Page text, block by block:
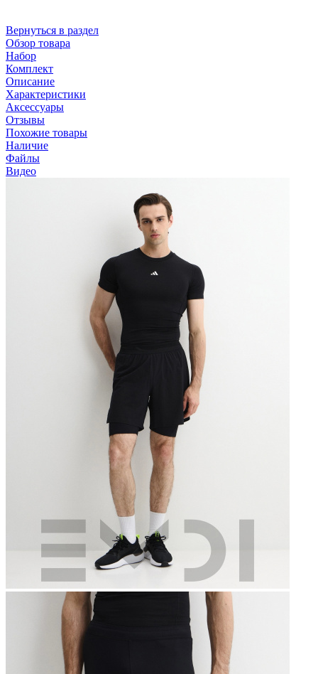
Вернуться в раздел
Обзор товара
Набор
Комплект
Описание
Характеристики
Аксессуары
Отзывы
Похожие товары
Наличие
Файлы
Видео